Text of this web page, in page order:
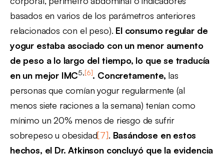
basados en varios de los parámetros anteriores
relacionados con el peso). El consumo regular de
yogur estaba asociado con un menor aumento
de peso a lo largo del tiempo, lo que se traducía
en un mejor IMC5,[6]. Concretamente, las
personas que comían yogur regularmente (al
menos siete raciones a la semana) tenían como
mínimo un 20% menos de riesgo de sufrir
sobrepeso u obesidad[7]. Basándose en estos
hechos, el Dr.Atkinson concluyó que la evidencia